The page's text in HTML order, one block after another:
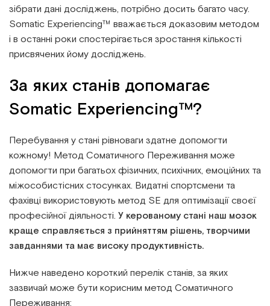
зібрати дані досліджень, потрібно досить багато часу.
Somatic Experiencing™ вважається доказовим методом
і в останні роки спостерігається зростання кількості
присвячених йому досліджень.
За яких станів допомагає
Somatic Experiencing™?
Перебування у стані рівноваги здатне допомогти
кожному! Метод Соматичного Переживання може
допомогти при багатьох фізичних, психічних, емоційних та
міжособистісних стосунках. Видатні спортсмени та
фахівці використовують метод SE для оптимізації своєї
професійної діяльності. У керованому стані наш мозок
краще справляється з прийняттям рішень, творчими
завданнями та має високу продуктивність.
Нижче наведено короткий перелік станів, за яких
зазвичай може бути корисним метод Соматичного
Переживання: